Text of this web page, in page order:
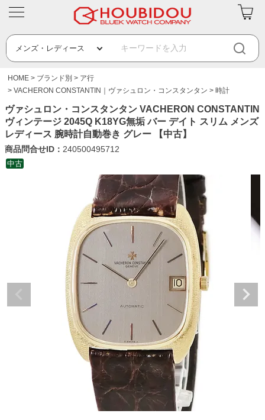
HOME ブランド別
ア行
VACHERON CONSTANTIN｜ヴァシュロン・コンスタンタン
時計
ヴァシュロン・コンスタンタン VACHERON CONSTANTIN
ヴィンテージ 2045Q K18YG無垢 バー デイト スリム メンズ
レディース 腕時計自動巻き グレー 【中古】
商品問合せID： 240500495712
中古